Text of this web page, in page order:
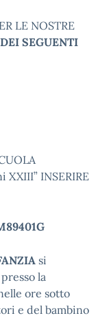
LE NOSTRE
DEI SEGUENTI
XXIII” INSERIRE
si
presso la
ore sotto
e del bambino